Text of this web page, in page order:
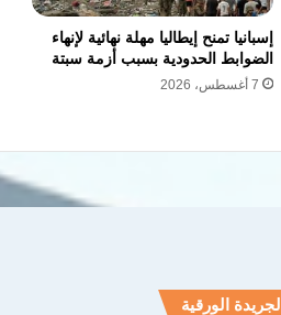
إسبانيا تمنح إيطاليا مهلة نهائية لإنهاء
الضوابط الحدودية بسبب أزمة سبتة
7 أغسطس، 2026
الجريدة الورقية